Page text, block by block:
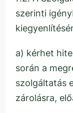
szerinti
a) kérhet
során a
szolgáltatás
zárolásra,